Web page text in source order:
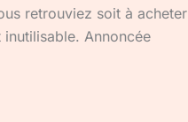
retrouviez soit à acheter
Annoncée